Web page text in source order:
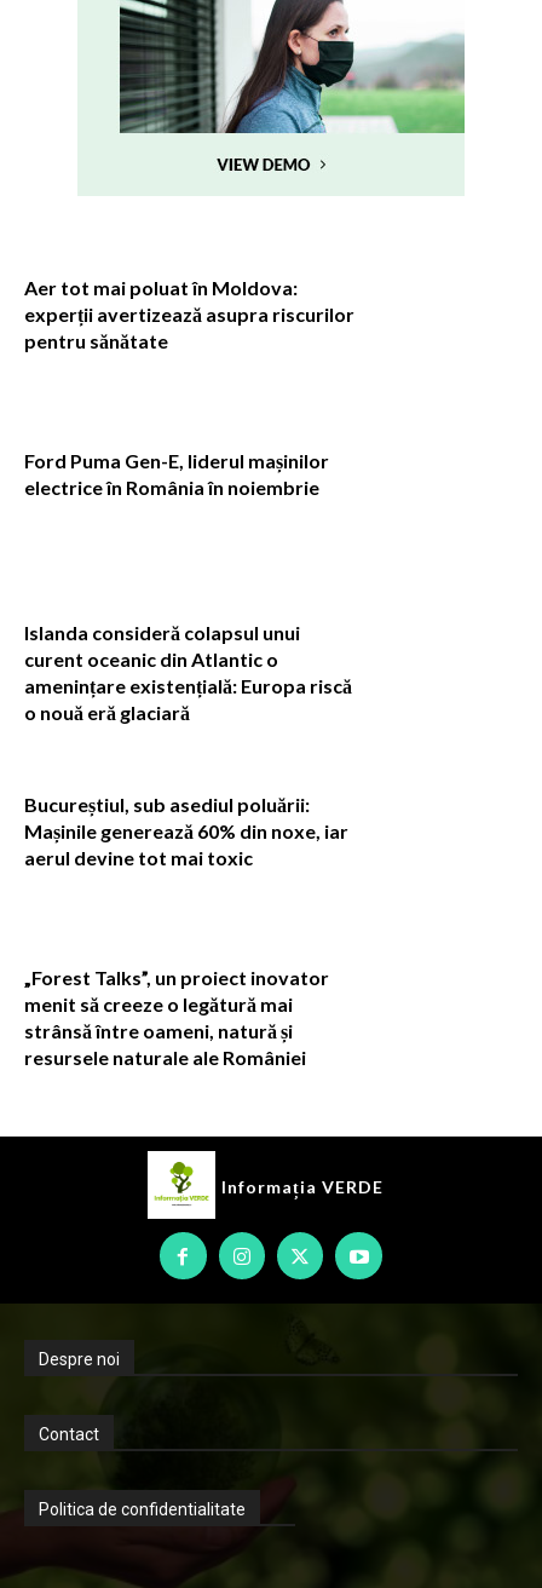
Aer tot mai poluat în Moldova:
experții avertizează asupra riscurilor
pentru sănătate
Ford Puma Gen-E, liderul mașinilor
electrice în România în noiembrie
Islanda consideră colapsul unui
curent oceanic din Atlantic o
amenințare existențială: Europa riscă
o nouă eră glaciară
Bucureștiul, sub asediul poluării:
Mașinile generează 60% din noxe, iar
aerul devine tot mai toxic
„Forest Talks”, un proiect inovator
menit să creeze o legătură mai
strânsă între oameni, natură și
resursele naturale ale României
Informația VERDE
Despre noi
Contact
Politica de confidentialitate